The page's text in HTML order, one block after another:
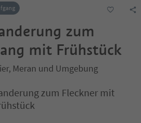
zum
mit Frühstück
Meran und Umgebung
zum Fleckner mit